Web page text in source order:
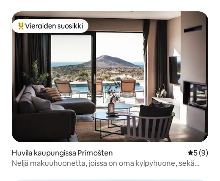
Vieraiden suosikkien parhaimmistoa
Vieraiden suosikki
Huvila kaupungissa Primošten
5 (9)
Neljä makuuhuonetta, joissa on oma kylpyhuone, sekä